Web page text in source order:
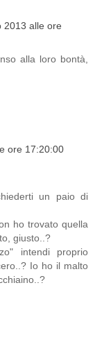
2013 alle ore
alla loro bontà,
ore 17:20:00
un paio di
ho trovato quella
giusto..?
intendi proprio
Io ho il malto